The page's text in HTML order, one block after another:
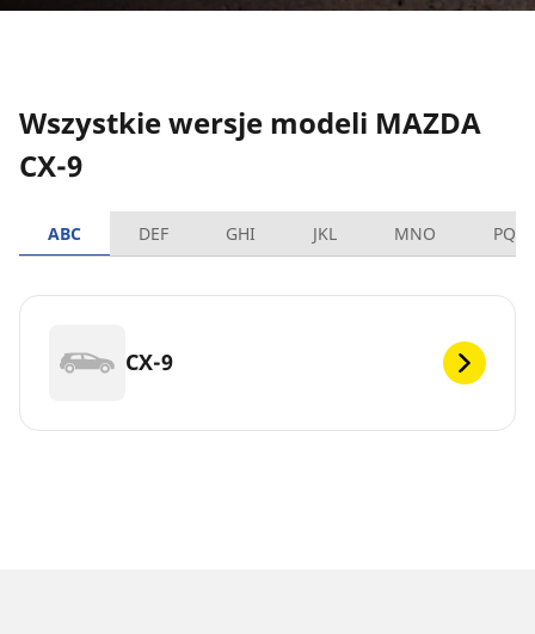
Wszystkie wersje modeli MAZDA
CX-9
ABC DEF GHI JKL MNO PQRS
CX-9